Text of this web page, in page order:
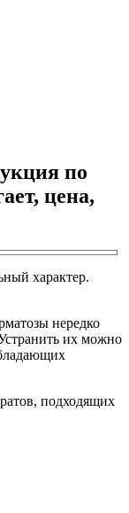
по
цена,
характер.
нередко
их можно
подходящих